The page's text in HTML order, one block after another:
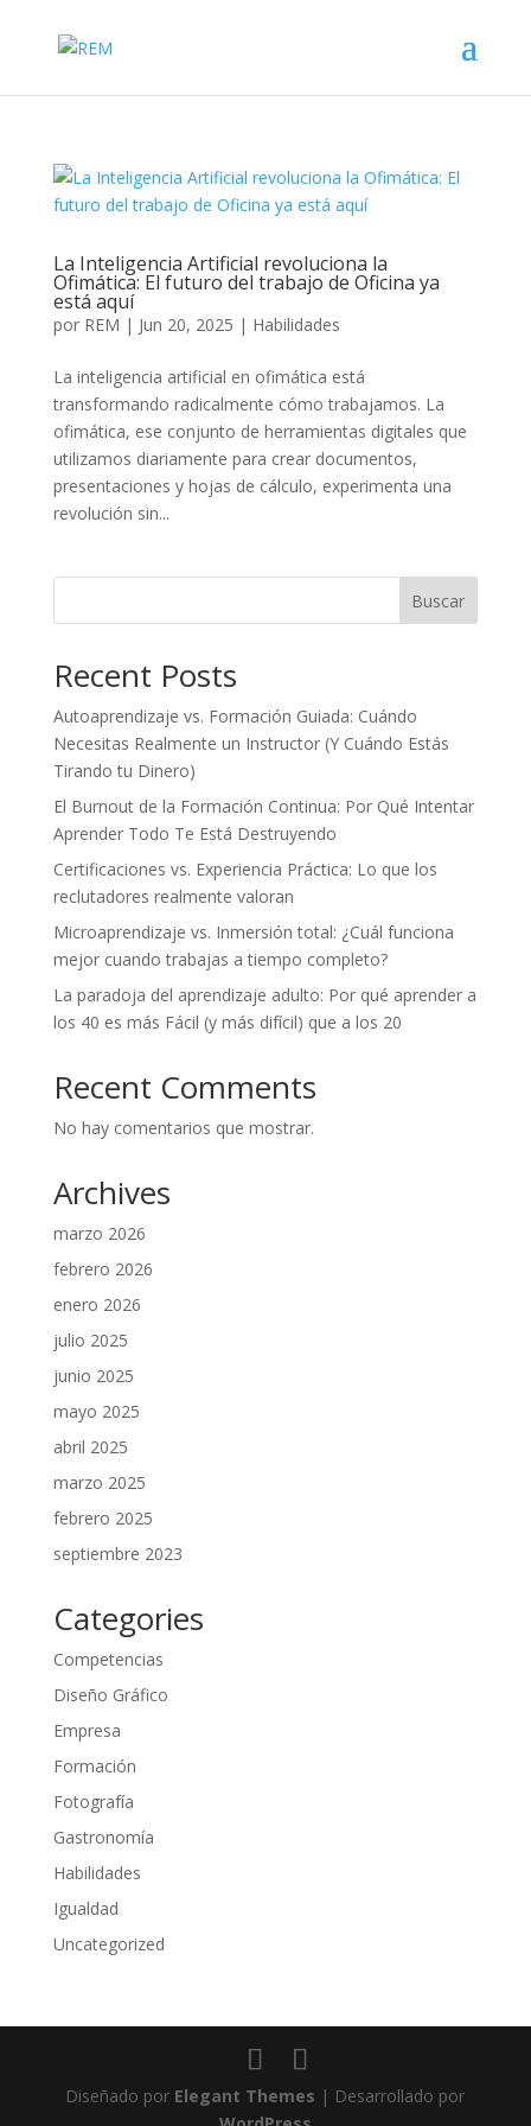
La Inteligencia Artificial revoluciona la
Ofimática: El futuro del trabajo de Oficina ya
está aquí
por REM | Jun 20, 2025 | Habilidades
La inteligencia artificial en ofimática está
transformando radicalmente cómo trabajamos. La
ofimática, ese conjunto de herramientas digitales que
utilizamos diariamente para crear documentos,
presentaciones y hojas de cálculo, experimenta una
revolución sin...
Buscar
Recent Posts
Autoaprendizaje vs. Formación Guiada: Cuándo
Necesitas Realmente un Instructor (Y Cuándo Estás
Tirando tu Dinero)
El Burnout de la Formación Continua: Por Qué Intentar
Aprender Todo Te Está Destruyendo
Certificaciones vs. Experiencia Práctica: Lo que los
reclutadores realmente valoran
Microaprendizaje vs. Inmersión total: ¿Cuál funciona
mejor cuando trabajas a tiempo completo?
La paradoja del aprendizaje adulto: Por qué aprender a
los 40 es más Fácil (y más difícil) que a los 20
Recent Comments
No hay comentarios que mostrar.
Archives
marzo 2026
febrero 2026
enero 2026
julio 2025
junio 2025
mayo 2025
abril 2025
marzo 2025
febrero 2025
septiembre 2023
Categories
Competencias
Diseño Gráfico
Empresa
Formación
Fotografía
Gastronomía
Habilidades
Igualdad
Uncategorized
Diseñado por Elegant Themes | Desarrollado por